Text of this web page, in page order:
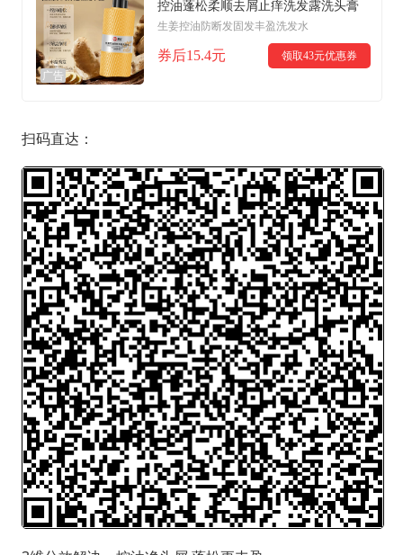
广告
控油蓬松柔顺去屑止痒洗发露洗头膏
生姜控油防断发固发丰盈洗发水
券后15.4元 领取43元优惠券
扫码直达：